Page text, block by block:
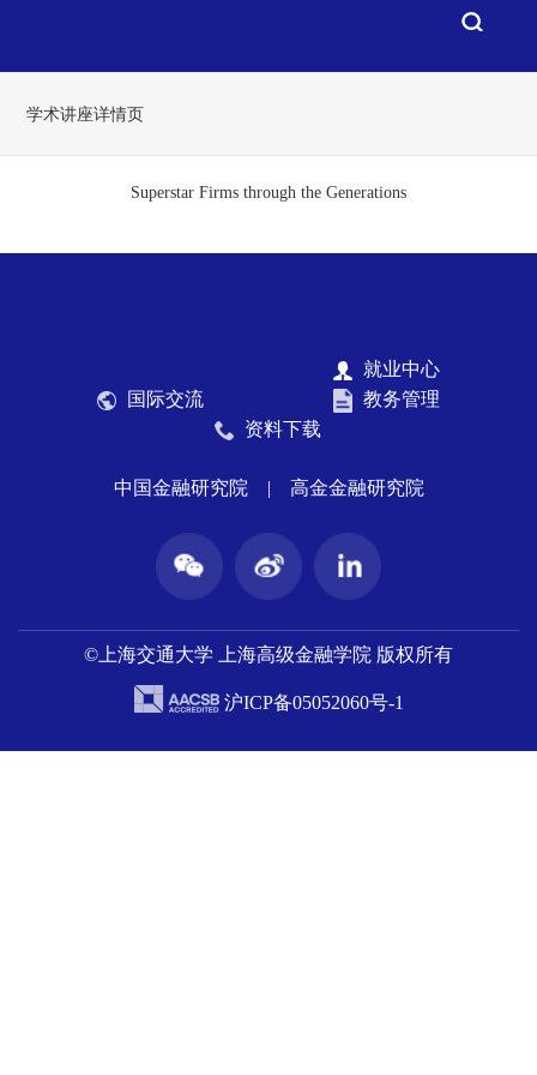
学术讲座详情页
Superstar Firms through the Generations
就业中心
国际交流
教务管理
资料下载
中国金融研究院 | 高金金融研究院
©上海交通大学 上海高级金融学院 版权所有
沪ICP备05052060号-1